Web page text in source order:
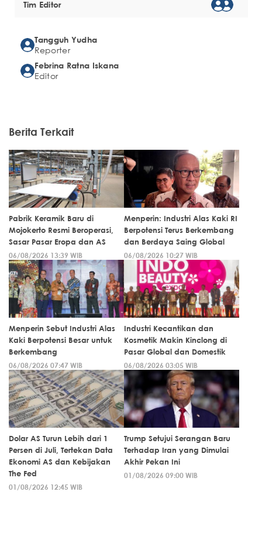
Tim Editor
Tangguh Yudha
Reporter
Febrina Ratna Iskana
Editor
Berita Terkait
Pabrik Keramik Baru di
Mojokerto Resmi Beroperasi,
Sasar Pasar Eropa dan AS
06/08/2026 13:39 WIB
Menperin: Industri Alas Kaki RI
Berpotensi Terus Berkembang
dan Berdaya Saing Global
06/08/2026 10:27 WIB
Menperin Sebut Industri Alas
Kaki Berpotensi Besar untuk
Berkembang
06/08/2026 07:47 WIB
Industri Kecantikan dan
Kosmetik Makin Kinclong di
Pasar Global dan Domestik
06/08/2026 03:05 WIB
Dolar AS Turun Lebih dari 1
Persen di Juli, Tertekan Data
Ekonomi AS dan Kebijakan
The Fed
01/08/2026 12:45 WIB
Trump Setujui Serangan Baru
Terhadap Iran yang Dimulai
Akhir Pekan Ini
01/08/2026 09:00 WIB